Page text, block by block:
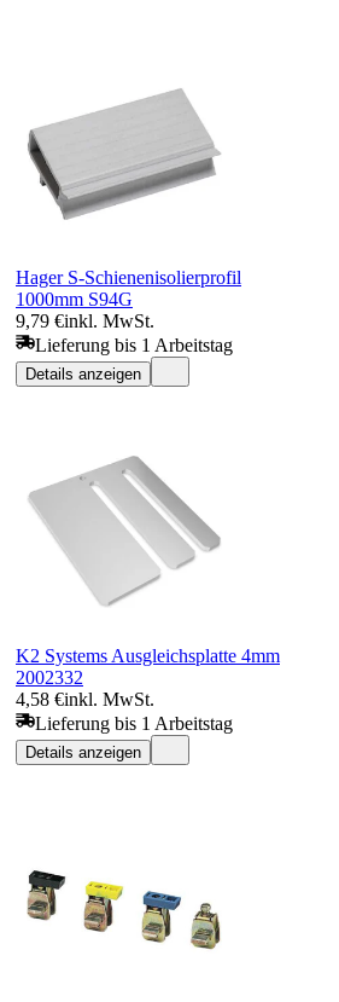
Hager S-Schienenisolierprofil
1000mm S94G
9,79 €inkl. MwSt.
Lieferung bis 1 Arbeitstag
Details anzeigen
K2 Systems Ausgleichsplatte 4mm
2002332
4,58 €inkl. MwSt.
Lieferung bis 1 Arbeitstag
Details anzeigen